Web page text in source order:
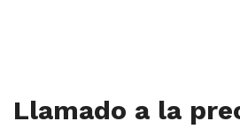
Llamado a la